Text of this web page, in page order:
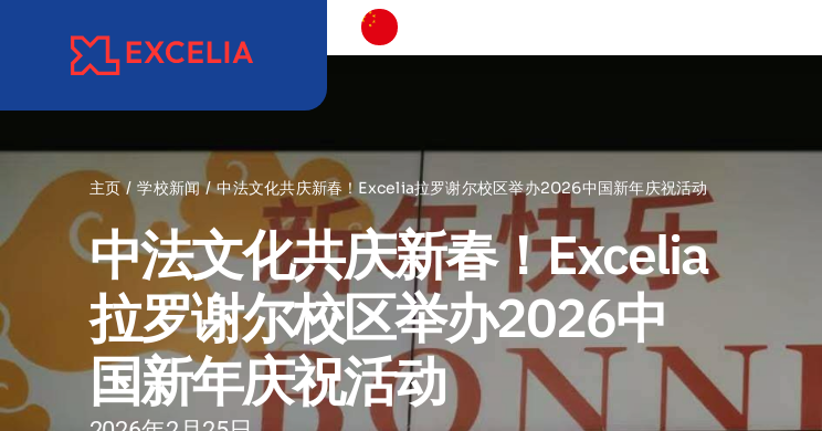
主页 学校新闻 中法文化共庆新春！Excelia拉罗谢尔校区举办2026中国新年庆祝活动
中法文化共庆新春！Excelia
拉罗谢尔校区举办2026中
国新年庆祝活动